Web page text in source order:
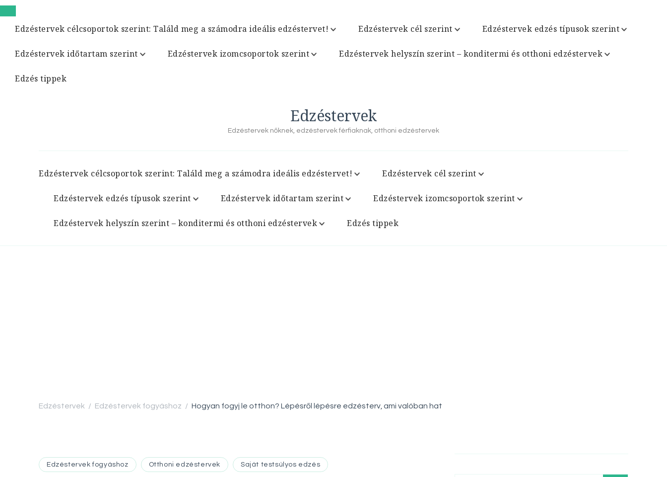
Edzéstervek célcsoportok szerint: Találd meg a számodra ideális edzéstervet! Edzéstervek cél szerint Edzéstervek edzés típusok szerint
Edzéstervek időtartam szerint Edzéstervek izomcsoportok szerint Edzéstervek helyszín szerint – konditermi és otthoni edzéstervek
Edzés tippek
Edzéstervek
Edzéstervek nőknek, edzéstervek férfiaknak, otthoni edzéstervek
Edzéstervek célcsoportok szerint: Találd meg a számodra ideális edzéstervet! Edzéstervek cél szerint
Edzéstervek edzés típusok szerint Edzéstervek időtartam szerint Edzéstervek izomcsoportok szerint
Edzéstervek helyszín szerint – konditermi és otthoni edzéstervek Edzés tippek
Edzéstervek / Edzéstervek fogyáshoz / Hogyan fogyj le otthon? Lépésről lépésre edzésterv, ami valóban hat
Edzéstervek fogyáshoz Otthoni edzéstervek Saját testsúlyos edzés